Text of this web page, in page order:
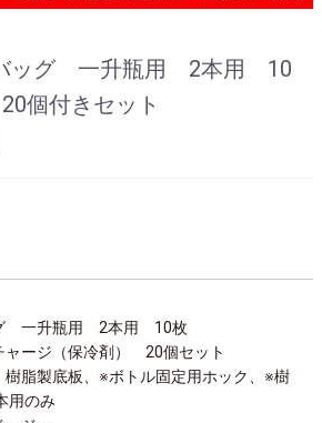
ッグ 一升瓶用 2本用 10
付きセット
グ 一升瓶用 2本用 10枚
ージ（保冷剤） 20個セット
樹脂製底板、※ボトル固定用ホック、※樹
用のみ